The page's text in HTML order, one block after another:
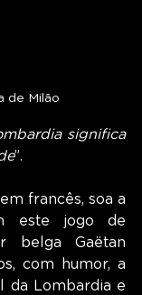
de Milão
significa
”.
francês, soa a
este jogo de
belga Gaëtan
com humor, a
da Lombardia e